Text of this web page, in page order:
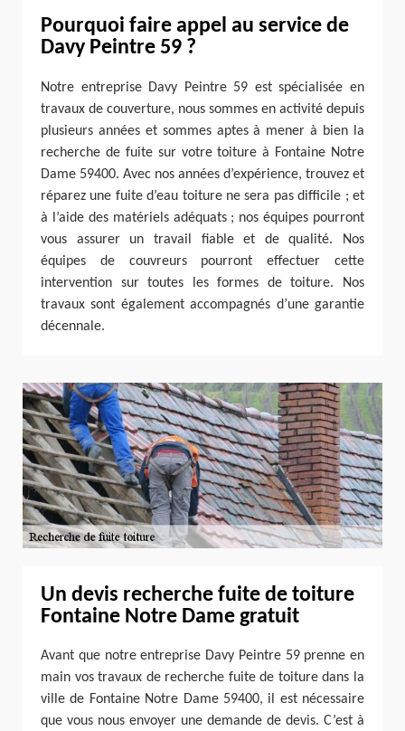
Pourquoi faire appel au service de
Davy Peintre 59 ?
Notre entreprise Davy Peintre 59 est spécialisée en
travaux de couverture, nous sommes en activité depuis
plusieurs années et sommes aptes à mener à bien la
recherche de fuite sur votre toiture à Fontaine Notre
Dame 59400. Avec nos années d’expérience, trouvez et
réparez une fuite d’eau toiture ne sera pas difficile ; et
à l’aide des matériels adéquats ; nos équipes pourront
vous assurer un travail fiable et de qualité. Nos
équipes de couvreurs pourront effectuer cette
intervention sur toutes les formes de toiture. Nos
travaux sont également accompagnés d’une garantie
décennale.
Un devis recherche fuite de toiture
Fontaine Notre Dame gratuit
Avant que notre entreprise Davy Peintre 59 prenne en
main vos travaux de recherche fuite de toiture dans la
ville de Fontaine Notre Dame 59400, il est nécessaire
que vous nous envoyer une demande de devis. C’est à